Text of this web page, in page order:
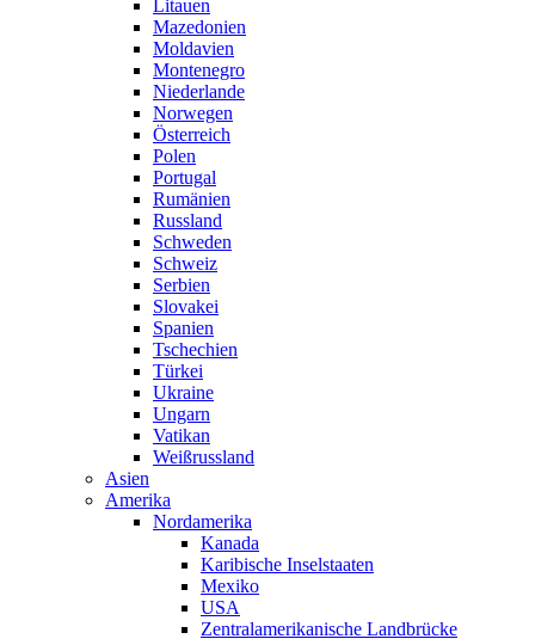
Litauen
Mazedonien
Moldavien
Montenegro
Niederlande
Norwegen
Österreich
Polen
Portugal
Rumänien
Russland
Schweden
Schweiz
Serbien
Slovakei
Spanien
Tschechien
Türkei
Ukraine
Ungarn
Vatikan
Weißrussland
Asien
Amerika
Nordamerika
Kanada
Karibische Inselstaaten
Mexiko
USA
Zentralamerikanische Landbrücke